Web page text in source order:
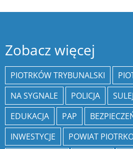
Zobacz więcej
PIOTRKÓW TRYBUNALSKI
NA SYGNALE
POLICJA
EDUKACJA
PAP
INWESTYCJE
POWIAT